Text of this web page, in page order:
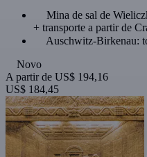
Mina de sal de
+ transporte a partir de
Auschwitz-Birkenau:
Novo
A partir de US$ 194,16
US$ 184,45